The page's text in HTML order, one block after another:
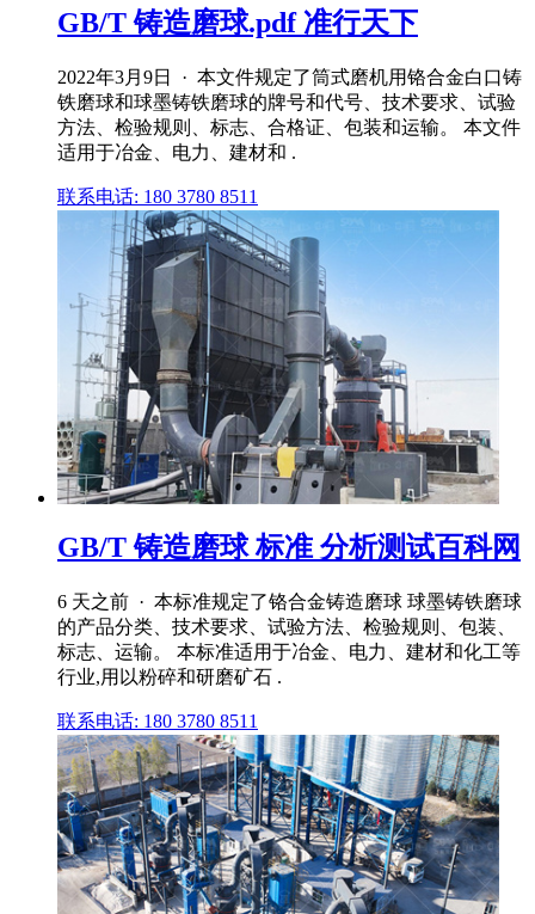
GB/T 铸造磨球.pdf 准行天下
2022年3月9日 · 本文件规定了筒式磨机用铬合金白口铸
铁磨球和球墨铸铁磨球的牌号和代号、技术要求、试验
方法、检验规则、标志、合格证、包装和运输。 本文件
适用于冶金、电力、建材和 .
联系电话: 180 3780 8511
GB/T 铸造磨球 标准 分析测试百科网
6 天之前 · 本标准规定了铬合金铸造磨球 球墨铸铁磨球
的产品分类、技术要求、试验方法、检验规则、包装、
标志、运输。 本标准适用于冶金、电力、建材和化工等
行业,用以粉碎和研磨矿石 .
联系电话: 180 3780 8511